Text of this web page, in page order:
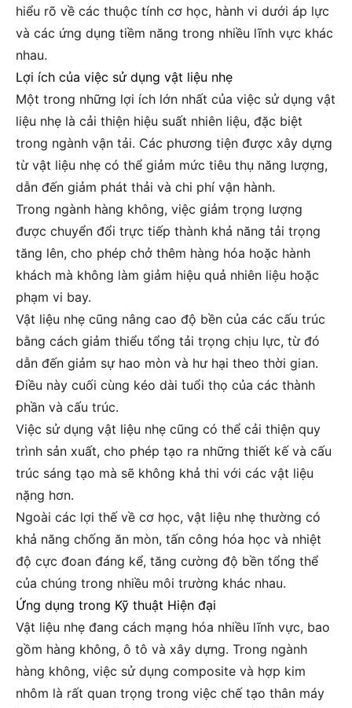
hiểu rõ về các thuộc tính cơ học, hành vi dưới áp lực
và các ứng dụng tiềm năng trong nhiều lĩnh vực khác
nhau.
Lợi ích của việc sử dụng vật liệu nhẹ
Một trong những lợi ích lớn nhất của việc sử dụng vật
liệu nhẹ là cải thiện hiệu suất nhiên liệu, đặc biệt
trong ngành vận tải. Các phương tiện được xây dựng
từ vật liệu nhẹ có thể giảm mức tiêu thụ năng lượng,
dẫn đến giảm phát thải và chi phí vận hành.
Trong ngành hàng không, việc giảm trọng lượng
được chuyển đổi trực tiếp thành khả năng tải trọng
tăng lên, cho phép chở thêm hàng hóa hoặc hành
khách mà không làm giảm hiệu quả nhiên liệu hoặc
phạm vi bay.
Vật liệu nhẹ cũng nâng cao độ bền của các cấu trúc
bằng cách giảm thiểu tổng tải trọng chịu lực, từ đó
dẫn đến giảm sự hao mòn và hư hại theo thời gian.
Điều này cuối cùng kéo dài tuổi thọ của các thành
phần và cấu trúc.
Việc sử dụng vật liệu nhẹ cũng có thể cải thiện quy
trình sản xuất, cho phép tạo ra những thiết kế và cấu
trúc sáng tạo mà sẽ không khả thi với các vật liệu
nặng hơn.
Ngoài các lợi thế về cơ học, vật liệu nhẹ thường có
khả năng chống ăn mòn, tấn công hóa học và nhiệt
độ cực đoan đáng kể, tăng cường độ bền tổng thể
của chúng trong nhiều môi trường khác nhau.
Ứng dụng trong Kỹ thuật Hiện đại
Vật liệu nhẹ đang cách mạng hóa nhiều lĩnh vực, bao
gồm hàng không, ô tô và xây dựng. Trong ngành
hàng không, việc sử dụng composite và hợp kim
nhôm là rất quan trọng trong việc chế tạo thân máy